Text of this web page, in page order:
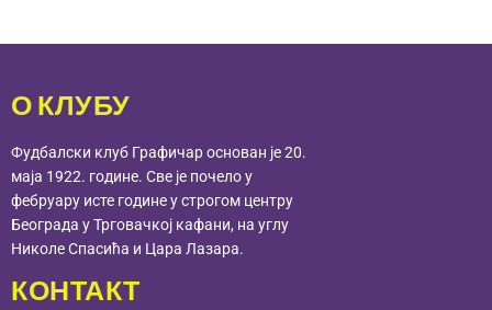
О КЛУБУ
Фудбалски клуб Графичар основан је 20.
маја 1922. године. Све је почело у
фебруару исте године у строгом центру
Београда у Трговачкој кафани, на углу
Николе Спасића и Цара Лазара.
КОНТАКТ